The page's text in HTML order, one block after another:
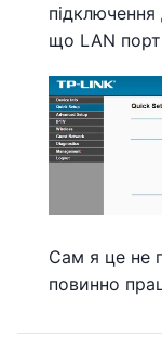
що LAN порт
Сам я це не
повинно